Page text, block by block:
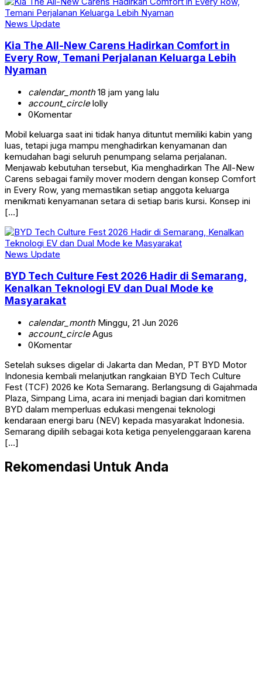
News Update
Kia The All-New Carens Hadirkan Comfort in
Every Row, Temani Perjalanan Keluarga Lebih
Nyaman
calendar_month18 jam yang lalu
account_circlelolly
0Komentar
Mobil keluarga saat ini tidak hanya dituntut memiliki kabin yang
luas, tetapi juga mampu menghadirkan kenyamanan dan
kemudahan bagi seluruh penumpang selama perjalanan.
Menjawab kebutuhan tersebut, Kia menghadirkan The All-New
Carens sebagai family mover modern dengan konsep Comfort
in Every Row, yang memastikan setiap anggota keluarga
menikmati kenyamanan setara di setiap baris kursi. Konsep ini
[…]
News Update
BYD Tech Culture Fest 2026 Hadir di Semarang,
Kenalkan Teknologi EV dan Dual Mode ke
Masyarakat
calendar_monthMinggu, 21 Jun 2026
account_circleAgus
0Komentar
Setelah sukses digelar di Jakarta dan Medan, PT BYD Motor
Indonesia kembali melanjutkan rangkaian BYD Tech Culture
Fest (TCF) 2026 ke Kota Semarang. Berlangsung di Gajahmada
Plaza, Simpang Lima, acara ini menjadi bagian dari komitmen
BYD dalam memperluas edukasi mengenai teknologi
kendaraan energi baru (NEV) kepada masyarakat Indonesia.
Semarang dipilih sebagai kota ketiga penyelenggaraan karena
[…]
Rekomendasi Untuk Anda